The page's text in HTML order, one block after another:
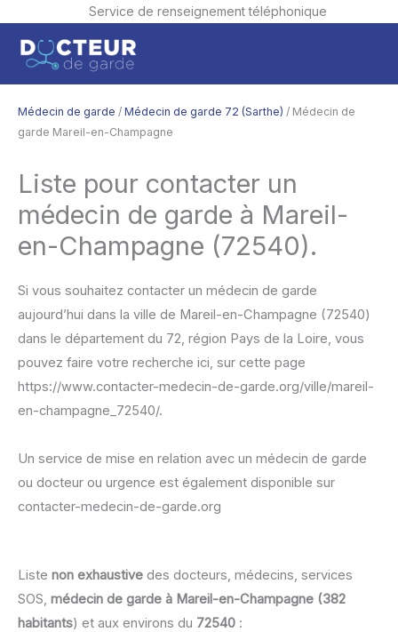
Service de renseignement téléphonique
contenu
Médecin de garde / Médecin de garde 72 (Sarthe) / Médecin de
garde Mareil-en-Champagne
Liste pour contacter un
médecin de garde à Mareil-
en-Champagne (72540).
Si vous souhaitez contacter un médecin de garde
aujourd’hui dans la ville de Mareil-en-Champagne (72540)
dans le département du 72, région Pays de la Loire, vous
pouvez faire votre recherche ici, sur cette page
https://www.contacter-medecin-de-garde.org/ville/mareil-
en-champagne_72540/.
Un service de mise en relation avec un médecin de garde
ou docteur ou urgence est également disponible sur
contacter-medecin-de-garde.org
Liste non exhaustive des docteurs, médecins, services
SOS, médecin de garde à Mareil-en-Champagne (382
habitants) et aux environs du 72540 :